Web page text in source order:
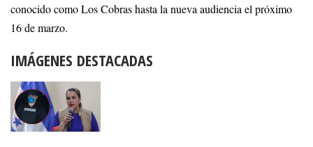
conocido como Los Cobras hasta la nueva audiencia el próximo
16 de marzo.
IMÁGENES DESTACADAS